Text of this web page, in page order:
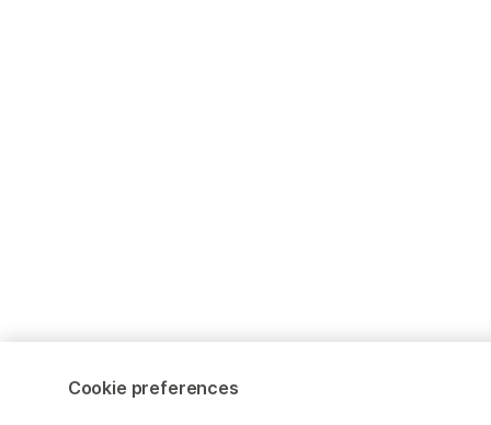
Cookie preferences